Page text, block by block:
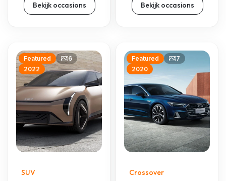
Bekijk occasions Bekijk occasions
Featured
6
2022
SUV
Featured
7
2020
Crossover